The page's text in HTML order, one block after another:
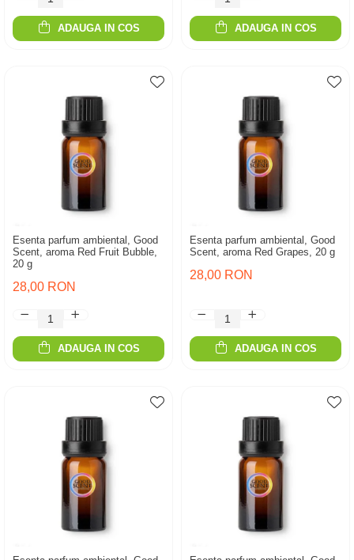
ADAUGA IN COS ADAUGA IN COS
Esenta parfum ambiental, Good
Scent, aroma Red Fruit Bubble,
20 g
28,00 RON
ADAUGA IN COS
Esenta parfum ambiental, Good
Scent, aroma Red Grapes, 20 g
28,00 RON
ADAUGA IN COS